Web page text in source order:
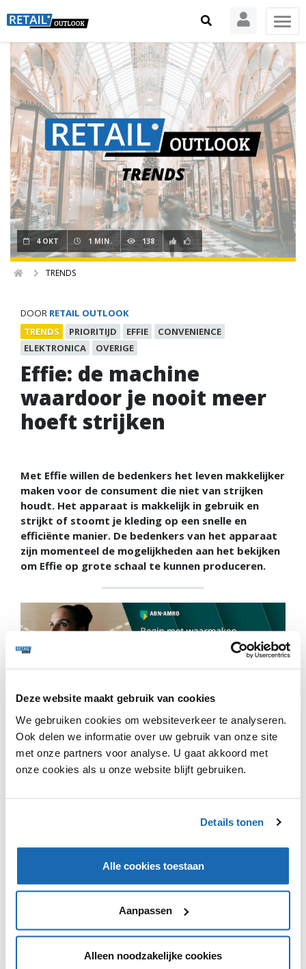
Deze website maakt gebruik van cookies
We gebruiken cookies om websiteverkeer te analyseren.
Ook delen we informatie over uw gebruik van onze site
met onze partners voor analyse. U gaat akkoord met
onze cookies als u onze website blijft gebruiken.
Details tonen
Alle cookies toestaan
Aanpassen
Alleen noodzakelijke cookies
4 OKT 1 MIN. 138
TRENDS
DOOR RETAIL OUTLOOK
TRENDS
PRIORITIJD EFFIE
CONVENIENCE
ELEKTRONICA
OVERIGE
Effie: de machine
waardoor je nooit meer
hoeft strijken
Met Effie willen de bedenkers het leven makkelijker
maken voor de consument die niet van strijken
houdt. Het apparaat is makkelijk in gebruik en
strijkt of stoomt je kleding op een snelle en
efficiënte manier. De bedenkers van het apparaat
zijn momenteel de mogelijkheden aan het bekijken
om Effie op grote schaal te kunnen produceren.
Effie is een machine die het strijken van kleding voor jou
verzorgt. Het apparaat is simpel in gebruik: je kan
maximaal twaalf kledingstukken met een hanger aan het
apparaat hangen en Effie doet de rest. De
kledingstukken worden één voor één gestreken of
sokken en andere losse kledingstukken drogen door het
VIND IK LEUK VIND IK LEUK
DEEL DIT IN JOUW NETWERK